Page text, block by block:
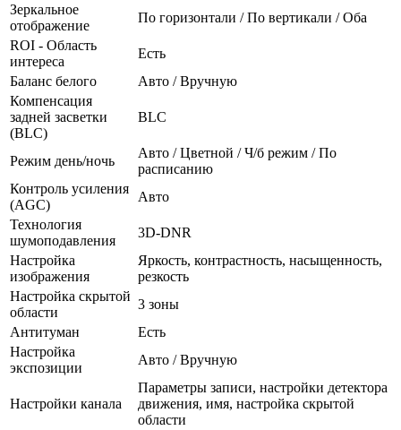
Зеркальное
отображение
По горизонтали / По вертикали / Оба
ROI - Область
интереса
Есть
Баланс белого
Авто / Вручную
Компенсация
задней засветки
(BLC)
BLC
Режим день/ночь
Авто / Цветной / Ч/б режим / По
расписанию
Контроль усиления
(AGC)
Авто
Технология
шумоподавления
3D-DNR
Настройка
изображения
Яркость, контрастность, насыщенность,
резкость
Настройка скрытой
области
3 зоны
Антитуман
Есть
Настройка
экспозиции
Авто / Вручную
Настройки канала
Параметры записи, настройки детектора
движения, имя, настройка скрытой
области